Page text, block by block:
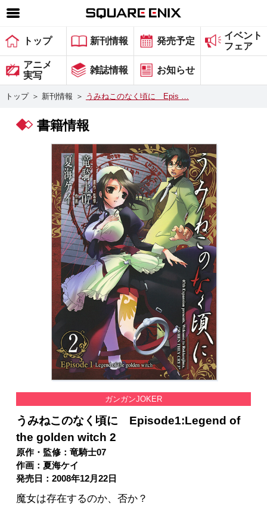
SQUARE ENIX 公式サイトメニュー
ゲーム
マガジン＆ブックス
グッズ
会社情報 採用情報
スクウェア・エニックス サイト内検索
トップ 新刊情報 発売予定
イベント
フェア
アニメ
実写
雑誌情報 お知らせ
トップ ＞ 新刊情報 ＞ うみねこのなく頃に Epis …
書籍情報
ガンガンJOKER
うみねこのなく頃に Episode1:Legend of
the golden witch 2
原作・監修：竜騎士07
作画：夏海ケイ
発売日：2008年12月22日
魔女は存在するのか、否か？